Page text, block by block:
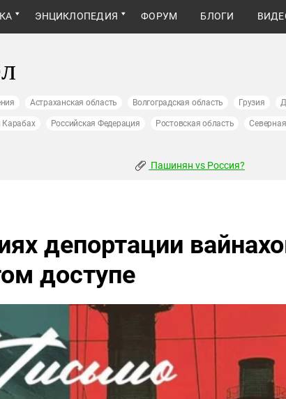
ЭНЦИКЛОПЕДИЯ ФОРУМ БЛОГИ
Астраханская область Волгоградская область Грузия
Карабах Российская Федерация Ростовская область
Пашинян vs Россия?
депортации
доступе